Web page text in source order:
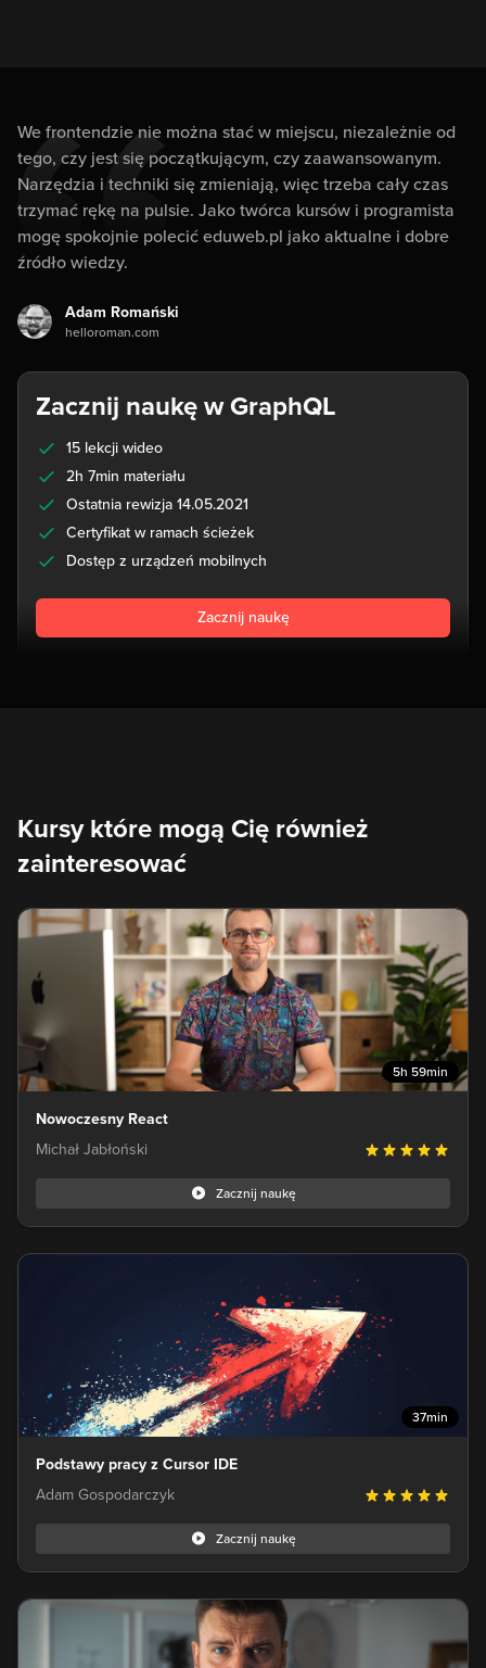
We frontendzie nie można stać w miejscu, niezależnie od
tego, czy jest się początkującym, czy zaawansowanym.
Narzędzia i techniki się zmieniają, więc trzeba cały czas
trzymać rękę na pulsie. Jako twórca kursów i programista
mogę spokojnie polecić eduweb.pl jako aktualne i dobre
źródło wiedzy.
Adam Romański
helloroman.com
Zacznij naukę w GraphQL
15 lekcji wideo
2h 7min materiału
Ostatnia rewizja 14.05.2021
Certyfikat w ramach ścieżek
Dostęp z urządzeń mobilnych
Zacznij naukę
Kursy które mogą Cię również
zainteresować
5h 59min
Nowoczesny React
Michał Jabłoński
Zacznij naukę
37min
Podstawy pracy z Cursor IDE
Adam Gospodarczyk
Zacznij naukę